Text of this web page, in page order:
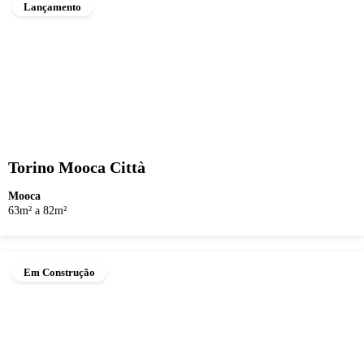
Lançamento
Torino Mooca Città
Mooca
63m² a 82m²
Em Construção